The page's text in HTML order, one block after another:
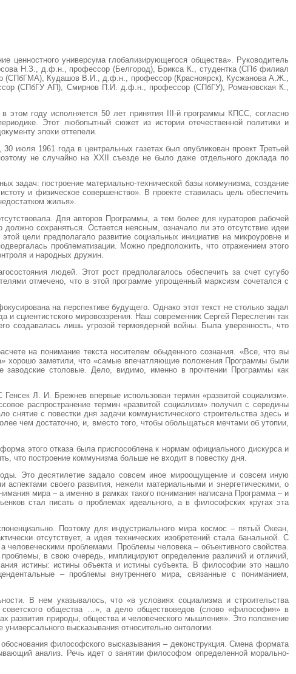
ценностного универсума глобализирующегося общества». Руководитель
Н.З., д.ф.н., профессор (Белгород), Брикса К., студентка (СПб филиал
Кудашов В.И., д.ф.н., профессор (Красноярск), Кусжанова А.Ж.,
(СПбГУ АП), Смирнов П.И. д.ф.н., профессор (СПбГУ), Романовская К.,
этом году исполняется 50 лет принятия III-й программы КПСС, согласно
Этот любопытный сюжет из истории отечественной политики и
эпохи оттепели.
июля 1961 года в центральных газетах был опубликован проект Третьей
не случайно на XXII съезде не было даже отдельного доклада по
задач: построение материально-техниче­ской базы коммунизма, создание
и физическое совершенство». В проекте ставилась цель обеспечить
жилья».
Для авторов Программы, а тем более для кураторов рабочей
сохраняться. Остается неясным, означало ли это отсутствие идеи
цели предполагало развитие социальных инициатив на микроуровне и
проблематизации. Можно предположить, что отражением этого
и народ­ных дружин.
людей. Этот рост предполагалось обеспечить за счет сугубо
отмечено, что в этой программе упрощенный марксизм сочетался с
на перспективе будущего. Однако этот текст не столько задал
сциентистского мировоззрения. Наш современник Сергей Переслегин так
созда­валась лишь угрозой термоядерной войны. Была уверенность, что
на понимание текста носителем обыденного сознания. «Все, что вы
хорошо заметили, что «самые впечатляющие положения Програм­мы были
столовые. Дело, видимо, именно в прочте­нии Программы как
Л. И. Брежнев впервые использован термин «развитой социализм».
распространение термин «развитой социализм» получил с середины
с повестки дня задачи коммунистического строительства здесь и
чем достаточно, и, вместо того, чтобы обольщаться мечтами об утопии,
этого отказа была приспособлена к нормам официального дискурса и
что построение коммунизма боль­ше не входит в повестку дня.
Это десятилетие задало совсем иное мироощущение и совсем иную
своего развития, нежели материальными и энергетическими, о
мира – а именно в рамках такого понимания написана Программа – и
стал писать о проблемах идеального, а в философских кругах эта
Поэтому для индустриального мира космос – пятый Океан,
отсутствует, а идея технических изобретений стала банальной. С
проблемами. Проблемы человека – объективного свойства.
в свою очередь, имплицируют определение различий и отличий,
истины: истины объекта и истины субъекта. В философии это нашло
– проблемы внутреннего мира, связанные с пониманием,
В нем указывалось, что «в условиях социализма и строительства
советского общества …», а дело обществоведов (слово «философия» в
развития природы, общества и человеческого мышления». Это положение
высказывания относительно онтологии.
философского высказывания – деконструкция. Смена формата
анализ. Речь идет о занятии философом определенной морально-